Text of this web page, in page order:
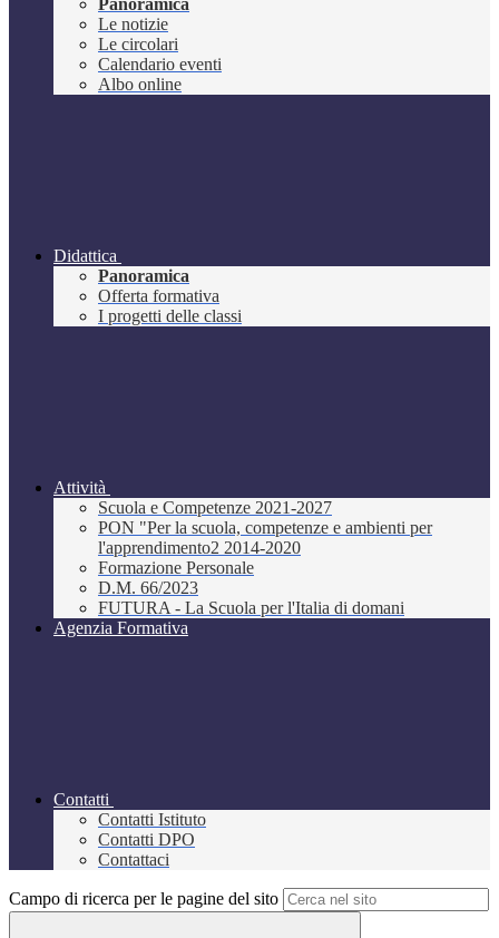
Panoramica
Le notizie
Le circolari
Calendario eventi
Albo online
Didattica
Panoramica
Offerta formativa
I progetti delle classi
Attività
Scuola e Competenze 2021-2027
PON "Per la scuola, competenze e ambienti per
l'apprendimento2 2014-2020
Formazione Personale
D.M. 66/2023
FUTURA - La Scuola per l'Italia di domani
Agenzia Formativa
Contatti
Contatti Istituto
Contatti DPO
Contattaci
Campo di ricerca per le pagine del sito